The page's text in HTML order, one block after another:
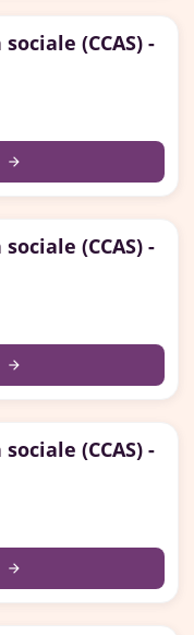
(CCAS) -
arrow_forward
(CCAS) -
arrow_forward
(CCAS) -
arrow_forward